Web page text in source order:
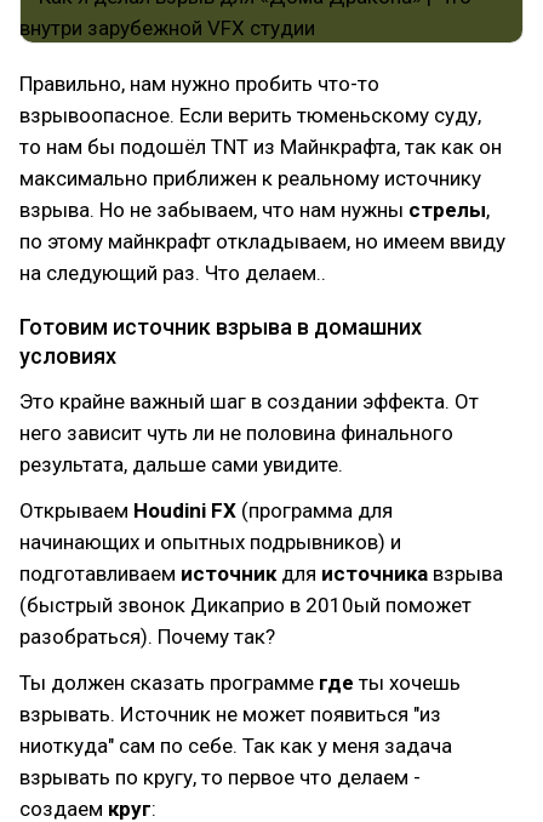
Правильно, нам нужно пробить что-то
взрывоопасное. Если верить тюменьскому суду,
то нам бы подошёл TNT из Майнкрафта, так как он
максимально приближен к реальному источнику
взрыва. Но не забываем, что нам нужны стрелы,
по этому майнкрафт откладываем, но имеем ввиду
на следующий раз. Что делаем..
Готовим источник взрыва в домашних
условиях
Это крайне важный шаг в создании эффекта. От
него зависит чуть ли не половина финального
результата, дальше сами увидите.
Открываем Houdini FX (программа для
начинающих и опытных подрывников) и
подготавливаем источникдля источника взрыва
(быстрый звонок Дикаприо в 2010ый поможет
разобраться). Почему так?
Ты должен сказать программе где ты хочешь
взрывать. Источник не может появиться "из
ниоткуда" сам по себе. Так как у меня задача
взрывать по кругу, то первое что делаем -
создаем круг: